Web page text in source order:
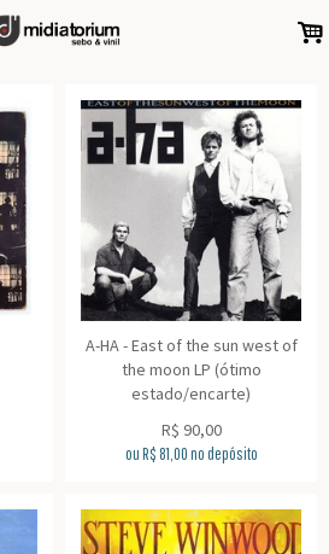
.
A-HA - East of the sun west of
the moon LP (ótimo
estado/encarte)
R$ 90,00
ou R$ 81,00no depósito